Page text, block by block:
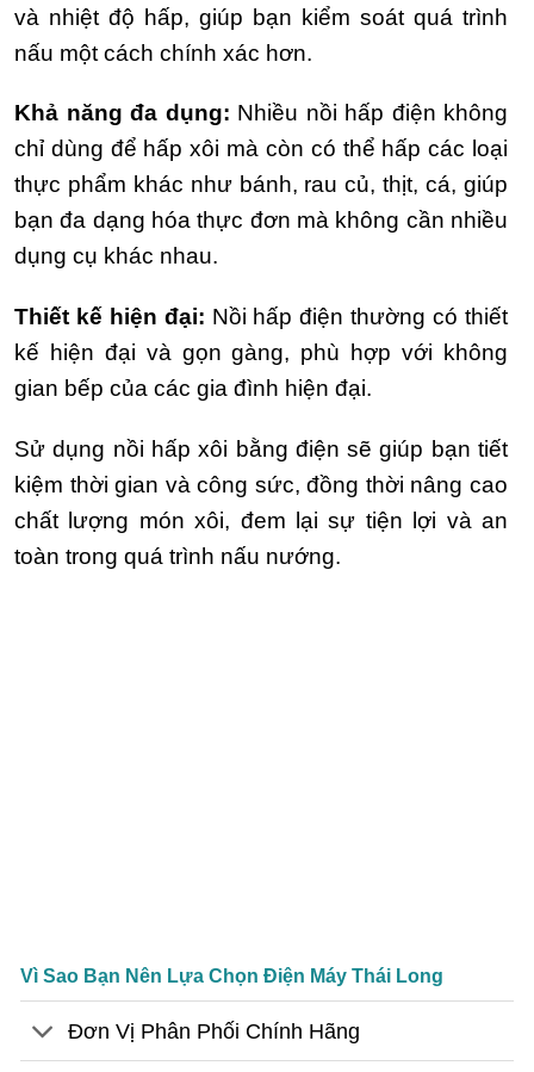
và nhiệt độ hấp, giúp bạn kiểm soát quá trình
nấu một cách chính xác hơn.
Khả năng đa dụng: Nhiều nồi hấp điện không
chỉ dùng để hấp xôi mà còn có thể hấp các loại
thực phẩm khác như bánh, rau củ, thịt, cá, giúp
bạn đa dạng hóa thực đơn mà không cần nhiều
dụng cụ khác nhau.
Thiết kế hiện đại: Nồi hấp điện thường có thiết
kế hiện đại và gọn gàng, phù hợp với không
gian bếp của các gia đình hiện đại.
Sử dụng nồi hấp xôi bằng điện sẽ giúp bạn tiết
kiệm thời gian và công sức, đồng thời nâng cao
chất lượng món xôi, đem lại sự tiện lợi và an
toàn trong quá trình nấu nướng.
Vì Sao Bạn Nên Lựa Chọn Điện Máy Thái Long
Đơn Vị Phân Phối Chính Hãng